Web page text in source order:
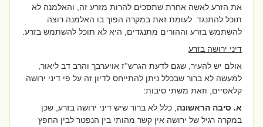
את הזרע לאשה אחרת שתסכים להרות מזרע זה, והאלמנה לא
תוכל להתנגד. לעומת זאת במקרה הפוך בו האלמנה רוצה
להשתמש בזרע וההורים מתנגדים, היא לא תוכל להשתמש בזרע.
דיני ירושה בזרע
אולם יש להעיר, שגם לדעת הגרש''ז אויערבך והרב דב ליאור,
למעשה לא ברור שבכלל ניתן להתייחס לדיון זה על פי דיני ירושה
קלאסיים, וזאת משתי סיבות:
א. סיבה הראשונה, כלל לא ברור שיש דיני ירושה בזרע, שכן
במקרה רגיל של ירושה אין קשר מהותי בין הנפטר לבין החפץ